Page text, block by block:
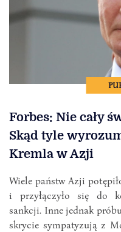
Forbes: Nie cały
Skąd tyle
Kremla w Azji
Wiele państw Azji
i przyłączyło się do
sankcji. Inne jednak
skrycie sympatyzują z